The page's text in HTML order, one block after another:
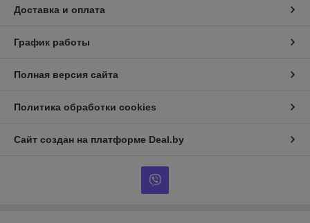
Доставка и оплата
График работы
Полная версия сайта
Политика обработки cookies
Сайт создан на платформе Deal.by